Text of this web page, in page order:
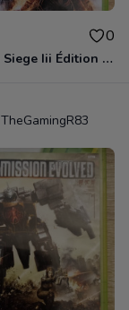
0
Dungeon Siege Iii Édition Limitée - Vf Intégrale Xbox 360
TheGamingR83